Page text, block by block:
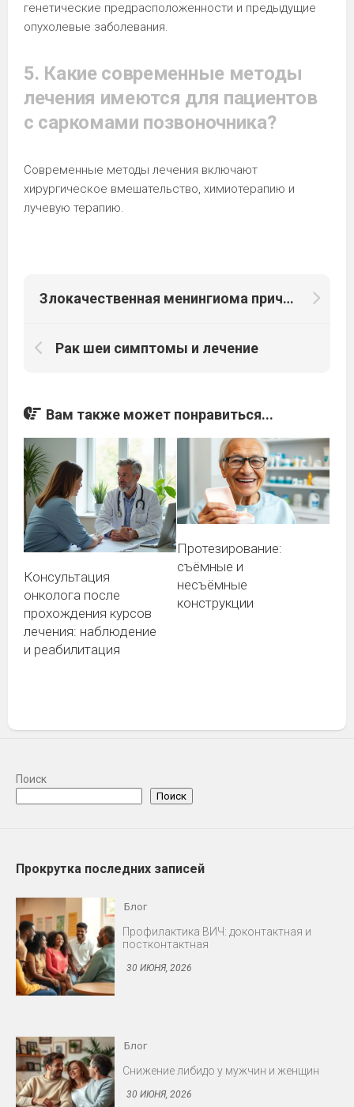
генетические предрасположенности и предыдущие
опухолевые заболевания.
5. Какие современные методы
лечения имеются для пациентов
с саркомами позвоночника?
Современные методы лечения включают
хирургическое вмешательство, химиотерапию и
лучевую терапию.
Злокачественная менингиома причины
Рак шеи симптомы и лечение
Вам также может понравиться...
Консультация
онколога после
прохождения курсов
лечения: наблюдение
и реабилитация
Протезирование:
съёмные и
несъёмные
конструкции
Поиск
Поиск
Прокрутка последних записей
Блог
Профилактика ВИЧ: доконтактная и
постконтактная
30 ИЮНЯ, 2026
Блог
Снижение либидо у мужчин и женщин
30 ИЮНЯ, 2026